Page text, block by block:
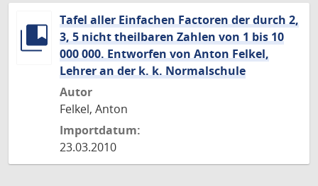
Tafel aller Einfachen Factoren der durch 2,
3, 5 nicht theilbaren Zahlen von 1 bis 10
000 000. Entworfen von Anton Felkel,
Lehrer an der k. k. Normalschule
Autor
Felkel, Anton
Importdatum:
23.03.2010